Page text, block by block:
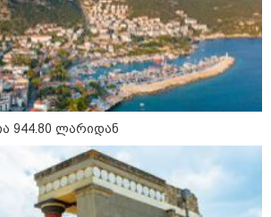
მიწები გაძვირდეს
944.80 ლარიდან